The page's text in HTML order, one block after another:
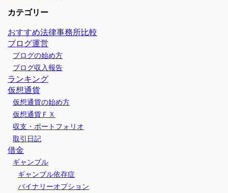
カテゴリー
おすすめ法律事務所比較
ブログ運営
ブログの始め方
ブログ収入報告
ランキング
仮想通貨
仮想通貨の始め方
仮想通貨ＦＸ
収支・ポートフォリオ
取引日記
借金
ギャンブル
ギャンブル依存症
バイナリーオプション